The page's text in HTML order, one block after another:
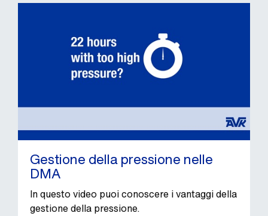
Gestione della pressione nelle
DMA
In questo video puoi conoscere i vantaggi della
gestione della pressione.